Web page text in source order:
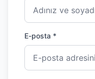
E-posta *